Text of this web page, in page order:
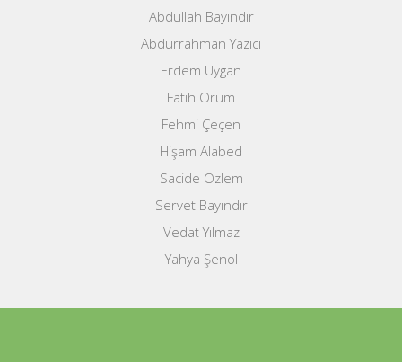
Abdullah Bayındır
Abdurrahman Yazıcı
Erdem Uygan
Fatih Orum
Fehmi Çeçen
Hişam Alabed
Sacide Özlem
Servet Bayındır
Vedat Yılmaz
Yahya Şenol